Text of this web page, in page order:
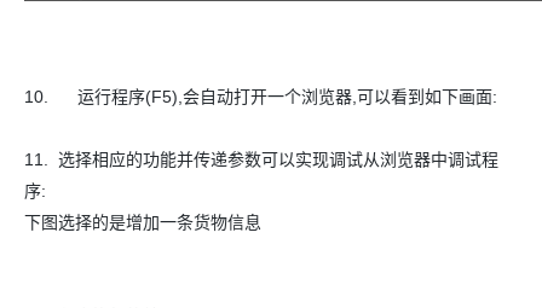
10. 运行程序(F5),会自动打开一个浏览器,可以看到如下画面:
11. 选择相应的功能并传递参数可以实现调试从浏览器中调试程
序:
下图选择的是增加一条货物信息